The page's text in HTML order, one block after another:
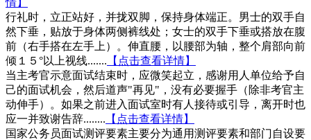
情】
行礼时，立正站好，并拢双脚，保持身体端正。男士的双手自
然下垂，贴放于身体两侧裤线处；女士的双手下垂或搭放在腹
前（右手搭在左手上）。伸直腰，以腰部为轴，整个肩部向前
倾１５°以上视线....... 【点击查看详情】
当主考官示意面试结束时，应微笑起立，感谢用人单位给予自
己的面试机会，然后道声"再见"，没有必要握手（除非考官主
动伸手）。如果之前进入面试室时有人接待或引导，离开时也
应一并致谢告辞........ 【点击查看详情】
国家公务员面试测评要素主要分为通用测评要素和部门自设要